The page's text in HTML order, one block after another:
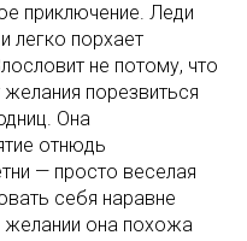
приключение. Леди
легко порхает
не потому, что
порезвиться
Она
отнюдь
— просто веселая
себя наравне
желании она похожа